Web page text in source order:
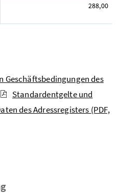
288,00
Geschäftsbedingungen des
Standardentgelte und
des Adressregisters (PDF,